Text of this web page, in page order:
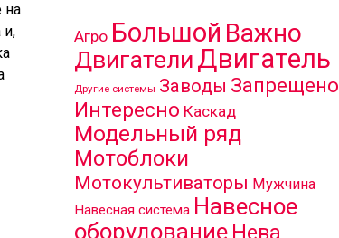
на
и,
Агро Большой Важно
ДвигателиДвигатель
Другие системы Заводы Запрещено
Интересно Каскад
Модельный ряд
Мотоблоки
Мотокультиваторы Мужчина
Навесная система Навесное
оборудование Нева